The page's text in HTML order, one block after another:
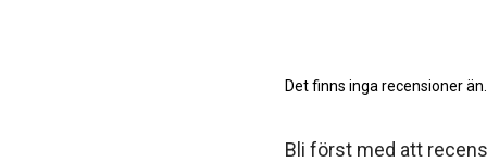
Det finns inga recensioner än.
Bli först med att